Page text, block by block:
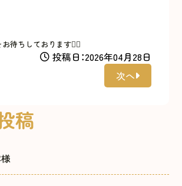
待ちしております🙇‍♀️
投稿日：2026年04月28日
次へ
稿